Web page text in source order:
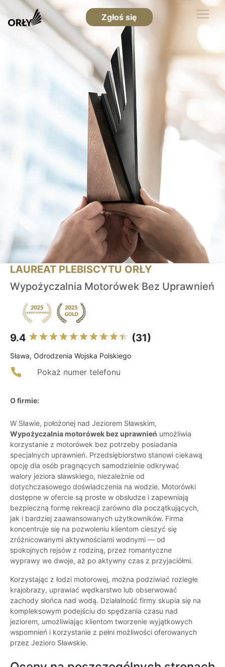
Zgłoś się
LAUREAT PLEBISCYTU ORŁY
Wypożyczalnia Motorówek Bez Uprawnień
9.4 (31)
Sława, Odrodzenia Wojska Polskiego
Pokaż numer telefonu
O firmie:
W Sławie, położonej nad Jeziorem Sławskim,
Wypożyczalnia motorówek bez uprawnień umożliwia
korzystanie z motorówek bez potrzeby posiadania
specjalnych uprawnień. Przedsiębiorstwo stanowi ciekawą
opcję dla osób pragnących samodzielnie odkrywać
walory jeziora sławskiego, niezależnie od
dotychczasowego doświadczenia na wodzie. Motorówki
dostępne w ofercie są proste w obsłudze i zapewniają
bezpieczną formę rekreacji zarówno dla początkujących,
jak i bardziej zaawansowanych użytkowników. Firma
koncentruje się na pozwoleniu klientom cieszyć się
zróżnicowanymi aktywnościami wodnymi — od
spokojnych rejsów z rodziną, przez romantyczne
wyprawy we dwoje, aż po aktywny czas z przyjaciółmi.
Korzystając z łodzi motorowej, można podziwiać rozległe
krajobrazy, uprawiać wędkarstwo lub obserwować
zachody słońca nad wodą. Działalność firmy skupia się na
kompleksowym podejściu do spędzania czasu nad
jeziorem, umożliwiając klientom tworzenie wyjątkowych
wspomnień i korzystanie z pełni możliwości oferowanych
przez Jezioro Sławskie.